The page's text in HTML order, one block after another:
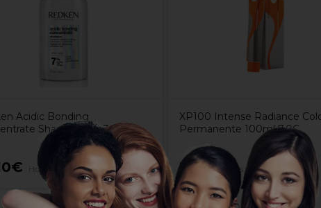
Acidic Bonding
Shampooing 300ml
Hors TVA
XP100 Intense Radiance
Permanente 100ml 7.0C
7,65€ Hors TVA